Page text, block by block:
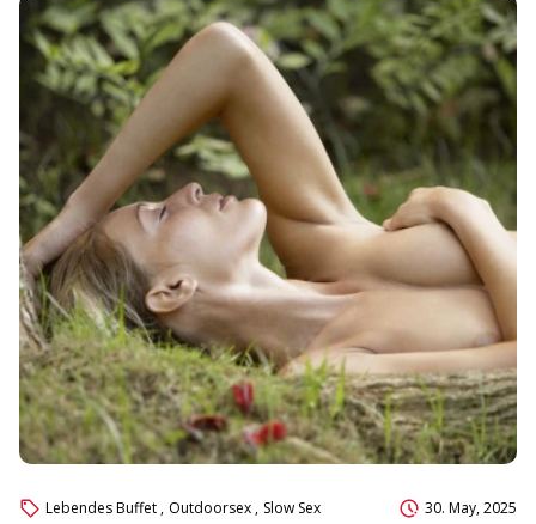
Lebendes Buffet , Outdoorsex , Slow Sex 30. May, 2025